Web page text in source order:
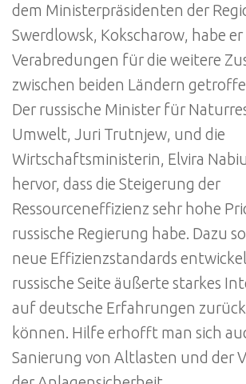
dem Ministerpräsidenten der
Swerdlowsk, Kokscharow, habe
Verabredungen für die weitere
zwischen beiden Ländern
Der russische Minister für
Umwelt, Juri Trutnjew, und die
Wirtschaftsministerin, Elvira
hervor, dass die Steigerung der
Ressourceneffizienz sehr hohe
russische Regierung habe. Dazu
neue Effizienzstandards
russische Seite äußerte starkes
auf deutsche Erfahrungen
können. Hilfe erhofft man sich
Sanierung von Altlasten und der